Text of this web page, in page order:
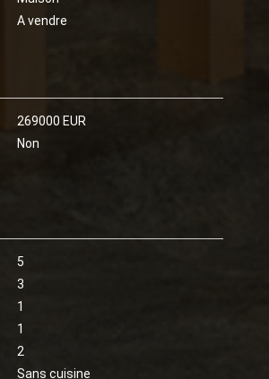
A vendre
269000 EUR
Non
5
3
1
1
2
Sans cuisine